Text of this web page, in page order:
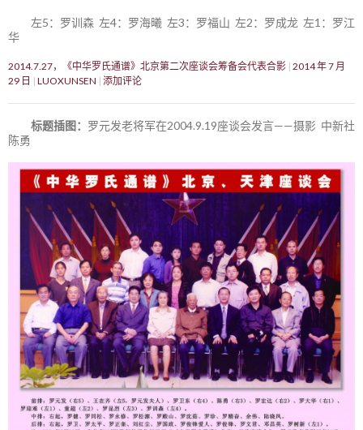
左5：罗训森 左4：罗海曦 左3：罗福山 左2：罗成龙 左1：罗江
华
2014.7.27，《中华罗氏通谱》北京第二次座谈会筹备会代表合影 2014 年 7 月
29 日
LUOXUNSEN 添加评论
标题插图： 罗元发老将军在2004.9.19座谈会发言——摄影 中新社
陈勇